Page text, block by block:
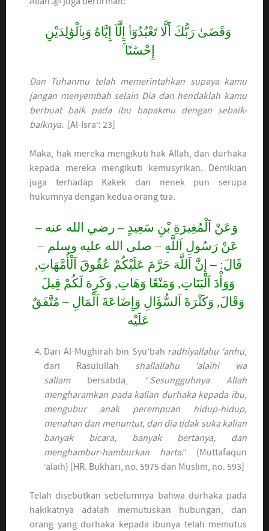
وَقَضَىٰ رَبُّكَ أَلَّا تَعْبُدُوٓا۟ إِلَّآ إِيَّاهُ وَبِٱلْوَٰلِدَيْنِ
إِحْسَٰنًا ۚ
Dan Tuhanmu telah memerintahkan supaya kamu
jangan menyembah selain Dia dan hendaklah kamu
berbuat baik pada ibu bapakmu dengan sebaik-
baiknya. [Al-Isra’: 23]
Maka, hak mereka mengikuti hak Allah, dan durhaka
kepada mereka mengikuti kemusyrikan. Demikian
juga terhadap Kakek dan nenek pun serupa
hukumnya dengan kedua orang tua.
وَعَنْ اَلْمُغِيرَةِ بْنِ سَعِيدٍ – رضي الله عنه –
عَنْ رَسُولِ اَللَّهِ – صلى الله عليه وسلم –
قَالَ: – إِنَّ اَللَّهَ حَرَّمَ عَلَيْكُمْ عُقُوقَ اَلْأُمَّهَاتِ,
وَوَأْدَ اَلْبَنَاتِ, وَمَنْعًا وَهَاتِ, وَكَرِهَ لَكُمْ قِيلَ
وَقَالَ, وَكَثْرَةَ اَلسُّؤَالِ وَإِضَاعَةَ اَلْمَالِ – مُتَّفَقٌ
عَلَيْه
Dari Al-Mughirah bin Syu’bah radhiyallahu ‘anhu,
dari Rasulullah shallallahu ‘alaihi wa
sallam bersabda, “Sesungguhnya Allah
mengharamkan pada kalian durhaka kepada ibu,
mengubur anak perempuan hidup-hidup,
menahan dan menuntut, dan dia tidak suka kalian
banyak bicara, banyak bertanya, dan
menghambur-hamburkan harta.” (Muttafaqun
‘alaih) [HR. Bukhari, no. 5975 dan Muslim, no. 593]
Telah disebutkan sebelumnya bahwa durhaka pada
hakikatnya adalah memutuskan hubungan, dan
orang yang durhaka kepada ibunya telah memutus